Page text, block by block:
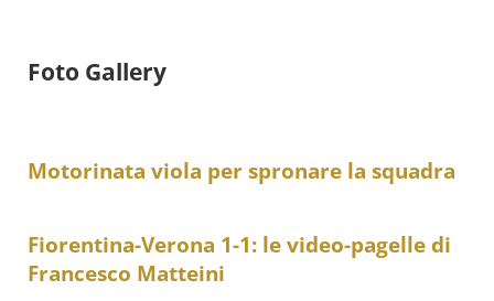
Foto Gallery
Motorinata viola per spronare la squadra
Fiorentina-Verona 1-1: le video-pagelle di
Francesco Matteini